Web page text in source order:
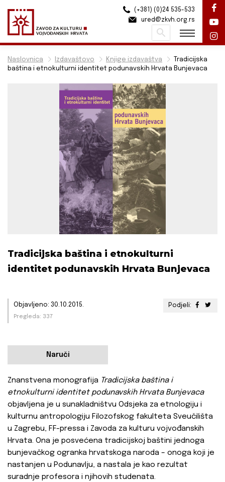
Naslovnica Izdavaštovo Knjige izdavaštva
Tradicijska
baština i etnokulturni identitet podunavskih Hrvata Bunjevaca
Tradicijska baština i etnokulturni
identitet podunavskih Hrvata Bunjevaca
Podjeli:
Objavljeno: 30.10.2015.
Pregleda: 337
Naruči
Znanstvena monografija Tradicijska baština i
etnokulturni identitet podunavskih Hrvata Bunjevaca
objavljena je u sunakladništvu Odsjeka za etnologiju i
kulturnu antropologiju Filozofskog fakulteta Sveučilišta
u Zagrebu, FF-pressa i Zavoda za kulturu vojvođanskih
Hrvata. Ona je posvećena tradicijskoj baštini jednoga
bunjevačkog ogranka hrvatskoga naroda – onoga koji je
nastanjen u Podunavlju, a nastala je kao rezultat
suradnje profesora i njihovih studenata.
(+381) (0)24 535-533
ured@zkvh.org.rs
Pretraži